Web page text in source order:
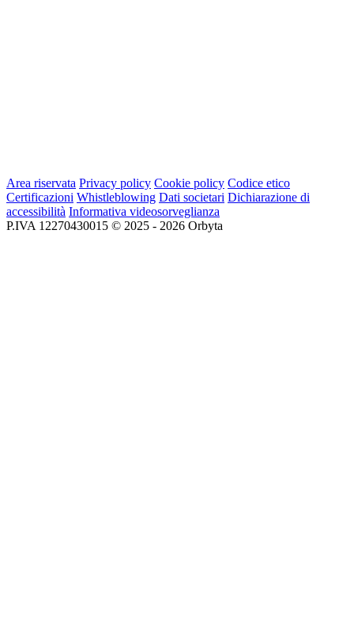
Area riservata Privacy policy Cookie policy Codice etico
Certificazioni Whistleblowing Dati societari Dichiarazione di
accessibilità Informativa videosorveglianza
P.IVA 12270430015 © 2025 - 2026 Orbyta